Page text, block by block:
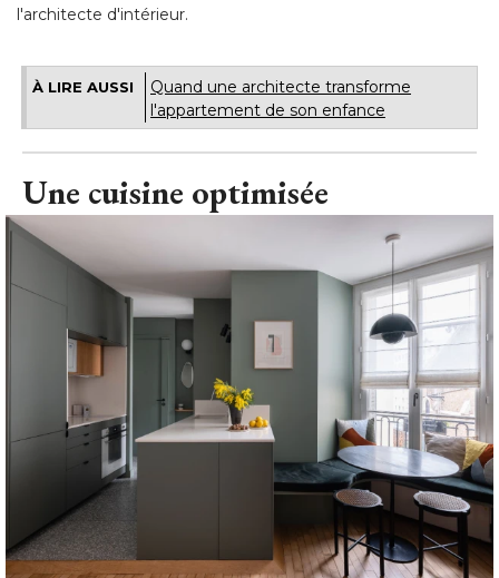
l'architecte d'intérieur.
À LIRE AUSSI
Quand une architecte transforme
l'appartement de son enfance
Une cuisine optimisée